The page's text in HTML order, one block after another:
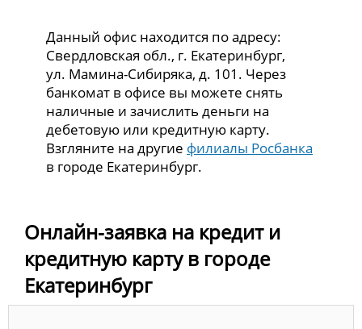
Данный офис находится по адресу:
Свердловская обл., г. Екатеринбург,
ул. Мамина-Сибиряка, д. 101. Через
банкомат в офисе вы можете снять
наличные и зачислить деньги на
дебетовую или кредитную карту.
Взгляните на другие филиалы Росбанка
в городе Екатеринбург.
Онлайн-заявка на кредит и
кредитную карту в городе
Екатеринбург